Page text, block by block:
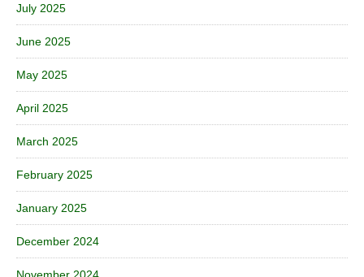
July 2025
June 2025
May 2025
April 2025
March 2025
February 2025
January 2025
December 2024